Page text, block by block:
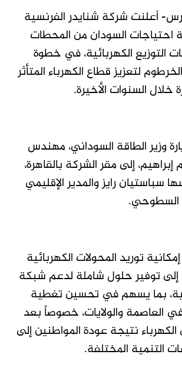
أعلنت شركة شنايدر الفرنسية
احتياجات السودان من المحطات
التوزيع الكهربائية، في خطوة
لتعزيز قطاع الكهرباء المتأثر
خلال السنوات الأخيرة.
وزير الطاقة السوداني، مهندس
إلى مقر الشركة بالقاهرة،
سباستيان رايز والمدير الإقليمي
السطوحي.
توريد المحولات الكهربائية
إلى توفير حلول شاملة لدعم شبكة
بما يسهم في تحسين تغطية
في العاصمة والولايات، خصوصاً بعد
نتيجة عودة المواطنين إلى
التنمية المختلفة.